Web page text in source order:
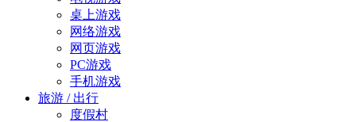
桌上游戏
网络游戏
网页游戏
PC游戏
手机游戏
旅游 / 出行
度假村